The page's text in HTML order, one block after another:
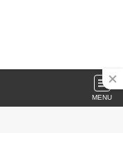
MENU